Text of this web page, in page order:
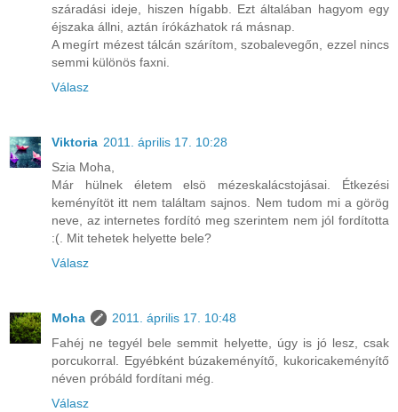
száradási ideje, hiszen hígabb. Ezt általában hagyom egy
éjszaka állni, aztán írókázhatok rá másnap.
A megírt mézest tálcán szárítom, szobalevegőn, ezzel nincs
semmi különös faxni.
Válasz
Viktoria 2011. április 17. 10:28
Szia Moha,
Már hülnek életem elsö mézeskalácstojásai. Étkezési
keményítöt itt nem találtam sajnos. Nem tudom mi a görög
neve, az internetes fordító meg szerintem nem jól fordította
:(. Mit tehetek helyette bele?
Válasz
Moha
2011. április 17. 10:48
Fahéj ne tegyél bele semmit helyette, úgy is jó lesz, csak
porcukorral. Egyébként búzakeményítő, kukoricakeményítő
néven próbáld fordítani még.
Válasz